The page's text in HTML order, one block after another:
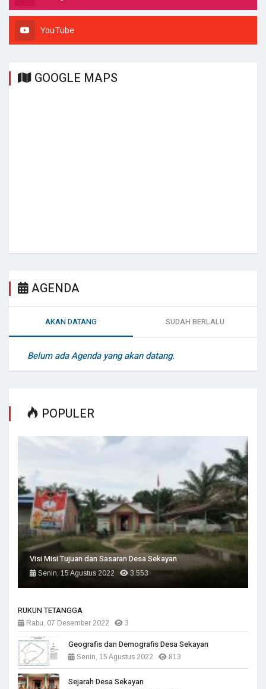
YouTube
GOOGLE MAPS
AGENDA
AKAN DATANG SUDAH BERLALU
Belum ada Agenda yang akan datang.
POPULER
Visi Misi Tujuan dan Sasaran Desa Sekayan
Senin, 15 Agustus 2022 3.553
RUKUN TETANGGA
Rabu, 07 Desember 2022 3
Geografis dan Demografis Desa Sekayan
Senin, 15 Agustus 2022 813
Sejarah Desa Sekayan